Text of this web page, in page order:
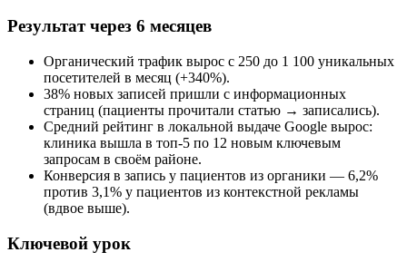
Результат через 6 месяцев
Органический трафик вырос с 250 до 1 100 уникальных
посетителей в месяц (+340%).
38% новых записей пришли с информационных
страниц (пациенты прочитали статью → записались).
Средний рейтинг в локальной выдаче Google вырос:
клиника вышла в топ-5 по 12 новым ключевым
запросам в своём районе.
Конверсия в запись у пациентов из органики — 6,2%
против 3,1% у пациентов из контекстной рекламы
(вдвое выше).
Ключевой урок